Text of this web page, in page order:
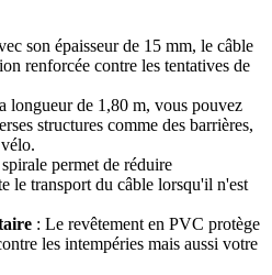
son épaisseur de 15 mm, le câble
renforcée contre les tentatives de
longueur de 1,80 m, vous pouvez
structures comme des barrières,
permet de réduire
le transport du câble lorsqu'il n'est
: Le revêtement en PVC protège
les intempéries mais aussi votre